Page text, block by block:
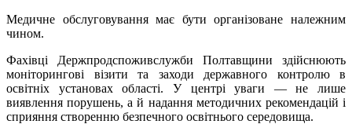
Медичне обслуговування має бути організоване належним
чином.
Фахівці Держпродспоживслужби Полтавщини здійснюють
моніторингові візити та заходи державного контролю в
освітніх установах області. У центрі уваги — не лише
виявлення порушень, а й надання методичних рекомендацій і
сприяння створенню безпечного освітнього середовища.